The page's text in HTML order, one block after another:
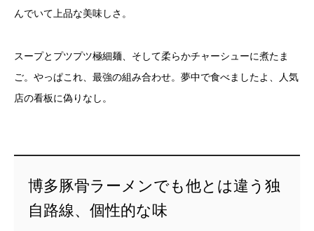
んでいて上品な美味しさ。
スープとプツプツ極細麺、そして柔らかチャーシューに煮たま
ご。やっぱこれ、最強の組み合わせ。夢中で食べましたよ、人気
店の看板に偽りなし。
博多豚骨ラーメンでも他とは違う独
自路線、個性的な味